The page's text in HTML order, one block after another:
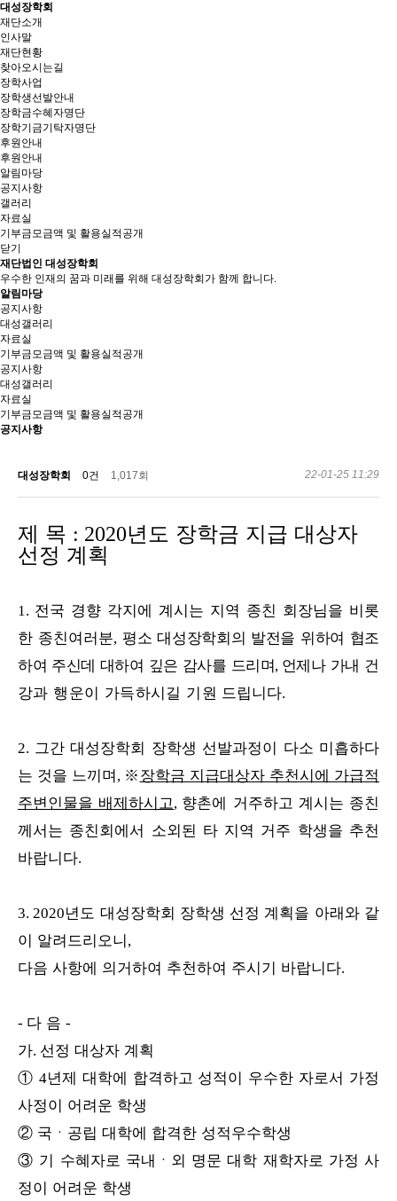
대성장학회
재단소개
인사말
재단현황
찾아오시는길
장학사업
장학생선발안내
장학금수혜자명단
장학기금기탁자명단
후원안내
후원안내
알림마당
공지사항
갤러리
자료실
기부금모금액 및 활용실적공개
닫기
재단법인 대성장학회
우수한 인재의 꿈과 미래를 위해 대성장학회가 함께 합니다.
알림마당
공지사항
대성갤러리
자료실
기부금모금액 및 활용실적공개
공지사항
대성갤러리
자료실
기부금모금액 및 활용실적공개
공지사항
대성장학회 0건 1,017회 22-01-25 11:29
제 목 : 2020년도 장학금 지급 대상자
선정 계획
1. 전국 경향 각지에 계시는 지역 종친 회장님을 비롯
한 종친여러분, 평소 대성장학회의 발전을 위하여 협조
하여 주신데 대하여 깊은 감사를 드리며, 언제나 가내 건
강과 행운이 가득하시길 기 원 드립니다.
2. 그간 대성장학회 장학생 선발과정이 다소 미흡하다
는 것을 느끼며 , ※ 장학금 지급대상자 추천시에 가급적
주변인물을 배제하시고, 향촌에 거주하고 계시는 종친
께서는 종친회에서 소외된 타 지역 거주 학생을 추천
바랍니다.
3. 2020년도 대성장학회 장학생 선정 계획을 아래와 같
이 알려드리오니 ,
다음 사항에 의거하여 추천하여 주시기 바랍니다.
- 다 음 -
가. 선정 대상자 계획
① 4년제 대학에 합격하고 성적이 우수한 자로서 가정
사정이 어려운 학생
② 국 ㆍ 공립 대학에 합격한 성적우수학생
③ 기 수혜자로 국내 ㆍ 외 명문 대학 재학자로 가정 사
정이 어려운 학생